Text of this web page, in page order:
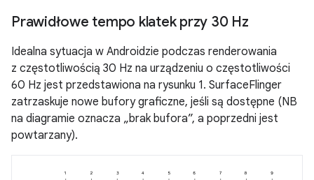
Prawidłowe tempo klatek przy 30 Hz
Idealna sytuacja w Androidzie podczas renderowania
z częstotliwością 30 Hz na urządzeniu o częstotliwości
60 Hz jest przedstawiona na rysunku 1. SurfaceFlinger
zatrzaskuje nowe bufory graficzne, jeśli są dostępne (NB
na diagramie oznacza „brak bufora”, a poprzedni jest
powtarzany).